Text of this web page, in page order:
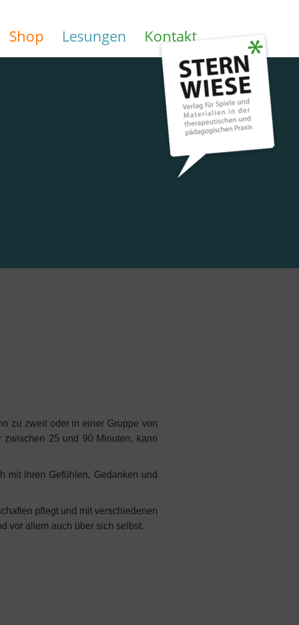
Shop Lesungen Kontakt
zu zweit oder in einer Gruppe von
25 und 90 Minuten, kann
mit ihren Gefühlen, Gedanken und
pflegt und mit verschiedenen
vor allem auch über sich selbst.